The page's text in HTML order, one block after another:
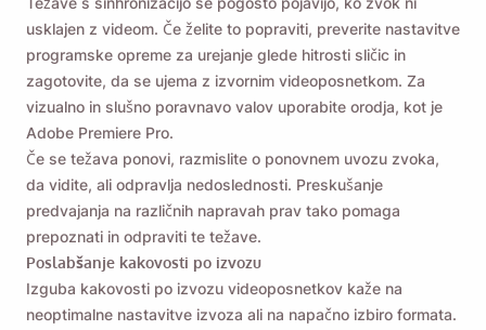
usklajen z videom. Če želite to popraviti, preverite nastavitve
programske opreme za urejanje glede hitrosti sličic in
zagotovite, da se ujema z izvornim videoposnetkom. Za
vizualno in slušno poravnavo valov uporabite orodja, kot je
Adobe Premiere Pro.
Če se težava ponovi, razmislite o ponovnem uvozu zvoka,
da vidite, ali odpravlja nedoslednosti. Preskušanje
predvajanja na različnih napravah prav tako pomaga
prepoznati in odpraviti te težave.
Poslabšanje kakovosti po izvozu
Izguba kakovosti po izvozu videoposnetkov kaže na
neoptimalne nastavitve izvoza ali na napačno izbiro formata.